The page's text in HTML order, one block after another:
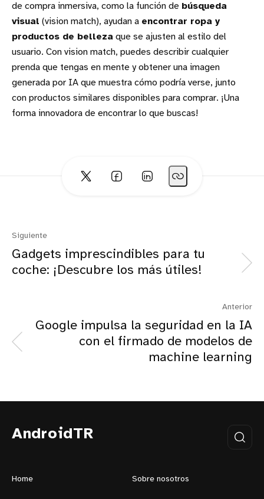
de compra inmersiva, como la función de búsqueda
visual (vision match), ayudan a encontrar ropa y
productos de belleza que se ajusten al estilo del
usuario. Con vision match, puedes describir cualquier
prenda que tengas en mente y obtener una imagen
generada por IA que muestra cómo podría verse, junto
con productos similares disponibles para comprar. ¡Una
forma innovadora de encontrar lo que buscas!
Siguiente
Gadgets imprescindibles para tu
coche: ¡Descubre los más útiles!
Anterior
Google impulsa la seguridad en la IA
con el firmado de modelos de
machine learning
AndroidTR
Home Sobre nosotros